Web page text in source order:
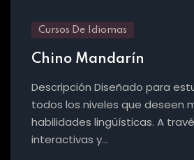
Cursos De Idiomas
Chino Mandarín
Descripción Diseñado para
todos los niveles que deseen
habilidades lingüísticas. A
interactivas y…